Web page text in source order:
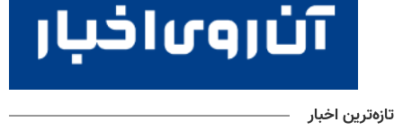
تازه‌ترین اخبار